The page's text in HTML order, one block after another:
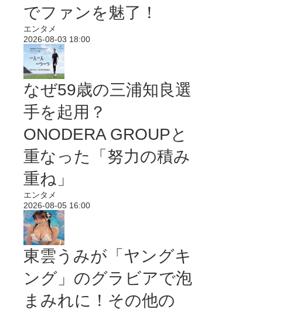
でファンを魅了！
エンタメ
2026-08-03 18:00
なぜ59歳の三浦知良選
手を起用？
ONODERA GROUPと
重なった「努力の積み
重ね」
エンタメ
2026-08-05 16:00
東雲うみが「ヤングキ
ング」のグラビアで泡
まみれに！その他の